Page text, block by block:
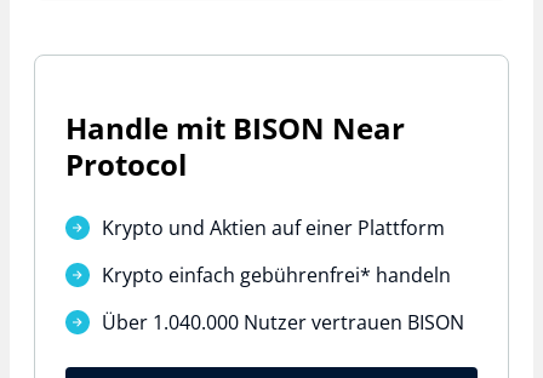
Handle mit BISON Near
Protocol
Krypto und Aktien auf einer Plattform
Krypto einfach gebührenfrei* handeln
Über 1.040.000 Nutzer vertrauen BISON